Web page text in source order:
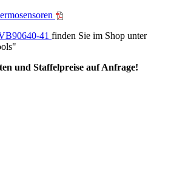
41 finden Sie im Shop unter
und Staffelpreise auf Anfrage!